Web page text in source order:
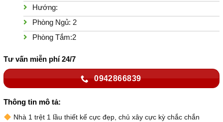
Hướng:
Phòng Ngủ: 2
Phòng Tắm:2
Tư vấn miễn phí 24/7
0942866839
Thông tin mô tả:
Nhà 1 trệt 1 lầu thiết kế cực đẹp, chủ xây cực kỳ chắc chắn